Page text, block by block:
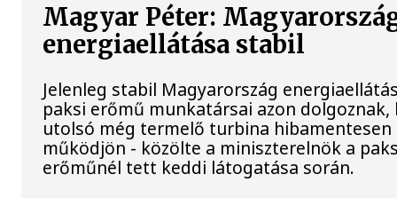
Magyar Péter:
energiaellátása stabil
Jelenleg stabil Magyarország
paksi erőmű munkatársai azon dolgoznak,
utolsó még termelő turbina hibamentesen
működjön - közölte a miniszterelnök a
erőműnél tett keddi látogatása során.